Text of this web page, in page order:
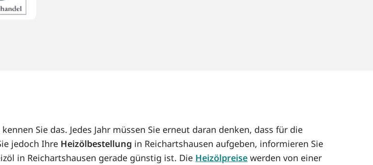
Sie das. Jedes Jahr müssen Sie erneut daran denken, dass für die
jedoch Ihre Heizölbestellung in Reichartshausen aufgeben, informieren Sie
in Reichartshausen gerade günstig ist. Die Heizölpreise werden von einer